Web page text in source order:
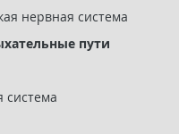
нервная система
пути
система